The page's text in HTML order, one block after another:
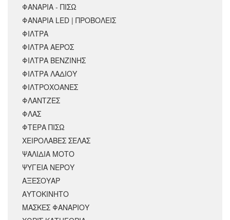
ΦΑΝΑΡΙΑ - ΠΙΣΩ
ΦΑΝΑΡΙΑ LED | ΠΡΟΒΟΛΕΙΣ
ΦΙΛΤΡΑ
ΦΙΛΤΡΑ ΑΕΡΟΣ
ΦΙΛΤΡΑ ΒΕΝΖΙΝΗΣ
ΦΙΛΤΡΑ ΛΑΔΙΟΥ
ΦΙΛΤΡΟΧΟΑΝΕΣ
ΦΛΑΝΤΖΕΣ
ΦΛΑΣ
ΦΤΕΡΑ ΠΙΣΩ
ΧΕΙΡΟΛΑΒΕΣ ΣΕΛΑΣ
ΨΑΛΙΔΙΑ ΜΟΤΟ
ΨΥΓΕΙΑ ΝΕΡΟΥ
ΑΞΕΣΟΥΆΡ
ΑΥΤΟΚΙΝΗΤΟ
ΜΑΣΚΕΣ ΦΑΝΑΡΙΟΥ